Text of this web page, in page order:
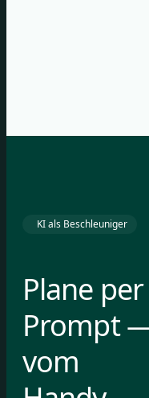
KI als Beschleuniger
Plane per
Prompt
vom